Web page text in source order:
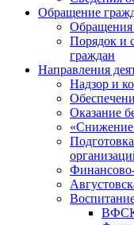
Обращение
Обращения
Порядок и
граждан
Направления
Надзор и
Оказание
«Снижение
Финансово-